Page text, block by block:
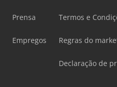
Prensa
Empregos
Termos e
Regras do
Declaração de